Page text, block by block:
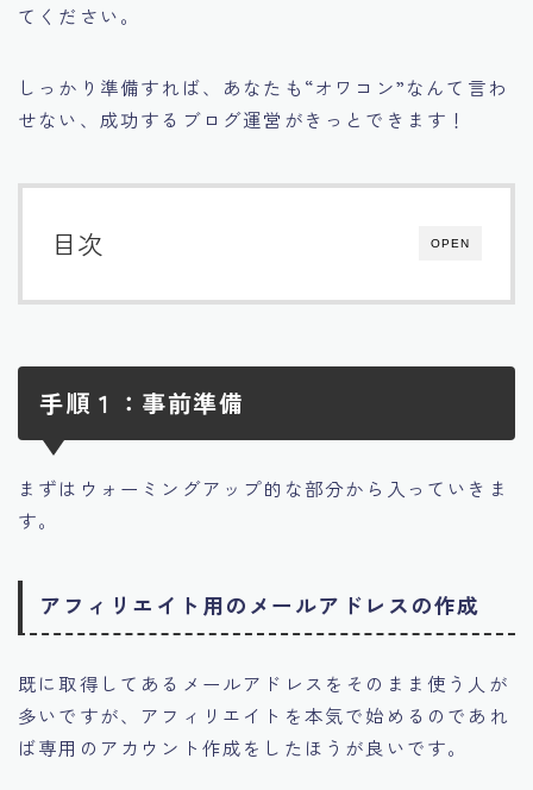
てください。
しっかり準備すれば、あなたも“オワコン”なんて言わ
せない、成功するブログ運営がきっとできます！
OPEN
目次
手順１：事前準備
まずはウォーミングアップ的な部分から入っていきま
す。
アフィリエイト用のメールアドレスの作成
既に取得してあるメールアドレスをそのまま使う人が
多いですが、 アフィリエイトを本気で始めるのであれ
ば専用のアカウント作成をしたほうが良いです。